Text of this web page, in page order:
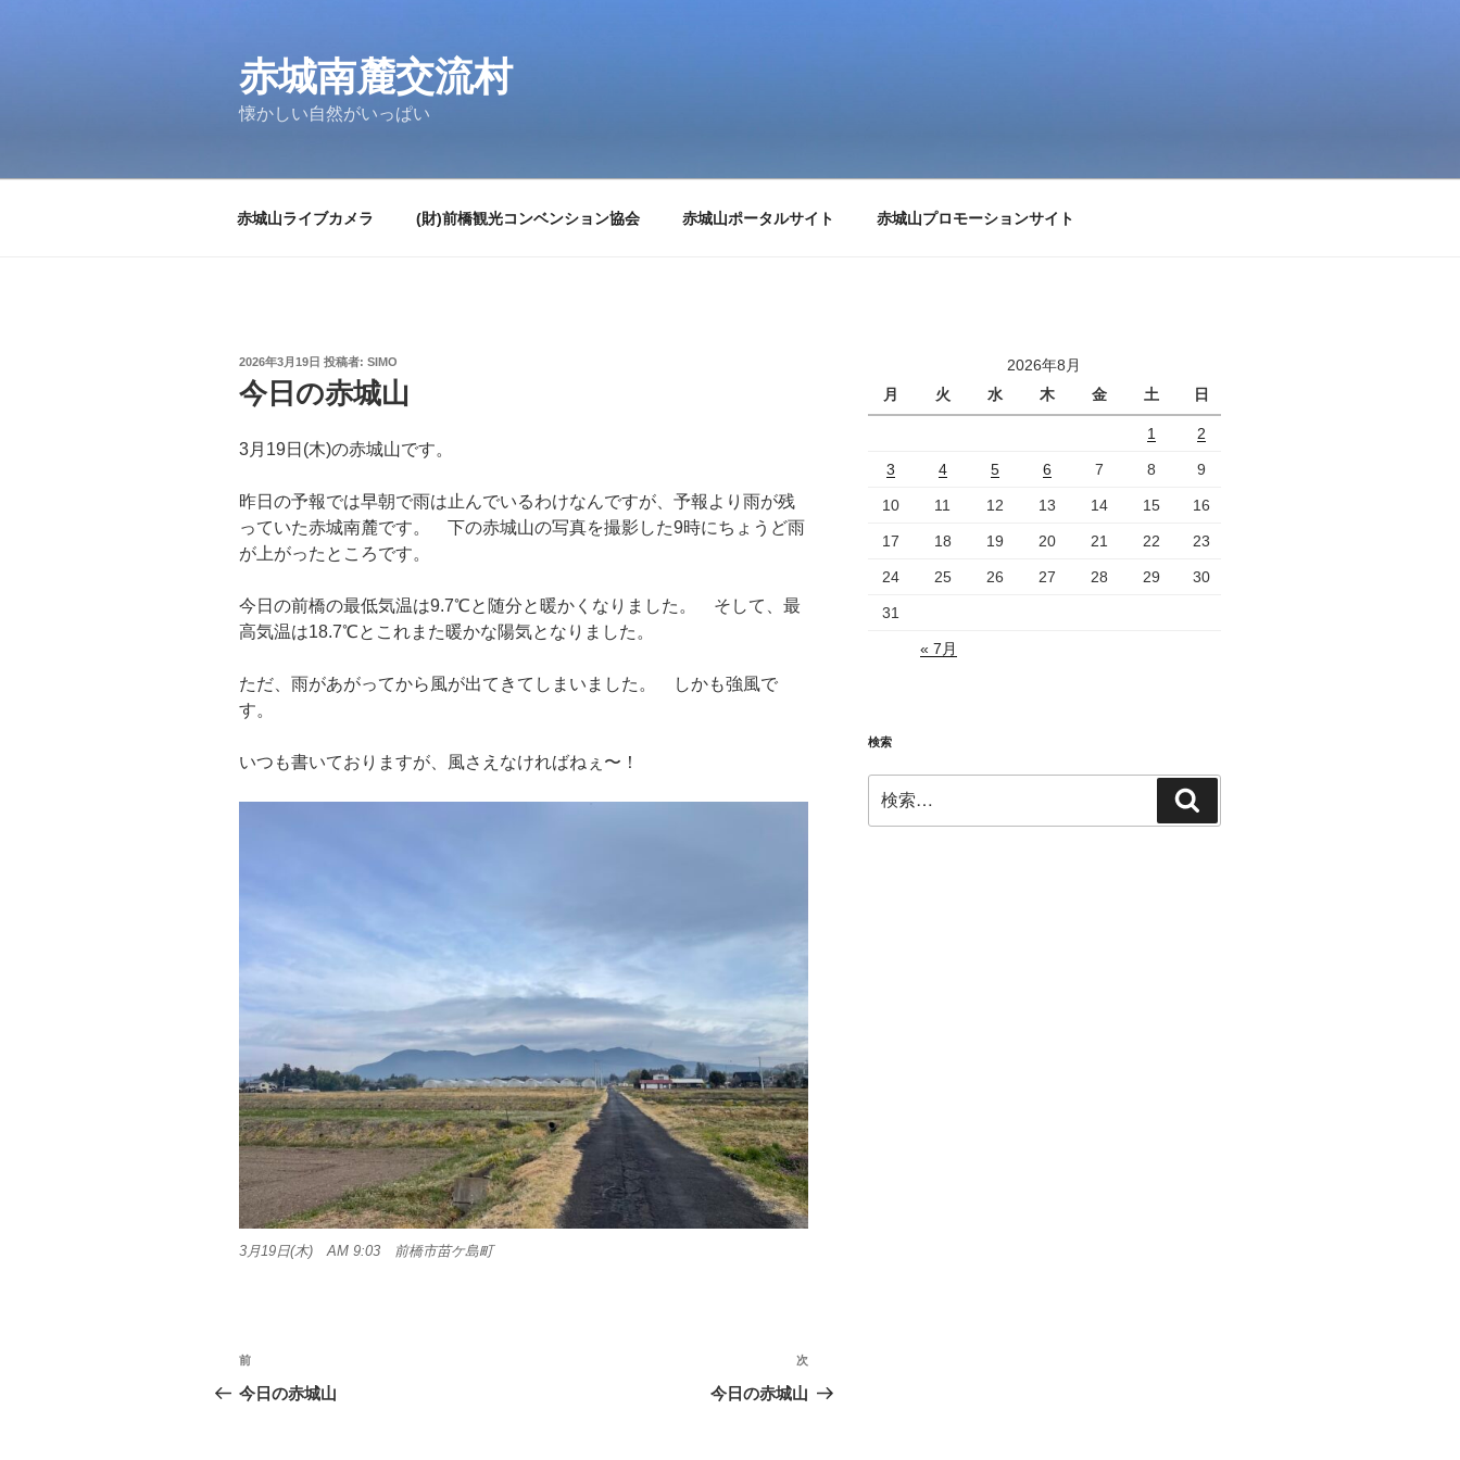
赤城南麓交流村
懐かしい自然がいっぱい
赤城山ライブカメラ (財)前橋観光コンベンション協会 赤城山ポータルサイト 赤城山プロモーションサイト
投
日:
2026年3月19日 投稿者: SIMO
今日の赤城山
3月19日(木)の赤城山です。
昨日の予報では早朝で雨は止んでいるわけなんですが、予報より雨が残
っていた赤城南麓です。 下の赤城山の写真を撮影した9時にちょうど雨
が上がったところです。
今日の前橋の最低気温は9.7℃と随分と暖かくなりました。 そして、最
高気温は18.7℃とこれまた暖かな陽気となりました。
ただ、雨があがってから風が出てきてしまいました。 しかも強風で
す。
いつも書いておりますが、風さえなければねぇ〜！
3月19日(木) AM 9:03 前橋市苗ケ島町
投
稿
前
の
前
今日の赤城山
次
の
次
今日の赤城山
2026年8月
月
火 水 木 金 土 日
1 2
3 4 5 6 7 8 9
10 11 12 13 14 15 16
17 18 19 20 21 22 23
24 25 26 27 28 29 30
31
« 7月
検索
索:
索